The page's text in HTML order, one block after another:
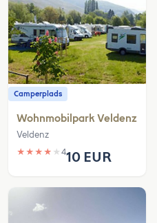
Camperplads
Wohnmobilpark Veldenz
Veldenz
★ ★ ★ ★ ★ 410 EUR